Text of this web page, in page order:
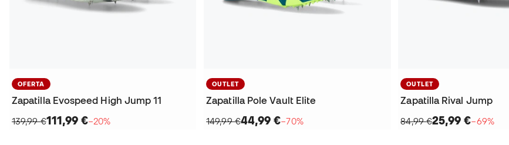
OFERTA
Zapatilla Evospeed High Jump 11
139,99 €111,99 €−20%
OUTLET
Zapatilla Pole Vault Elite
149,99 €44,99 €−70%
OUTLET
Zapatilla Rival Jump
84,99 €25,99 €−69%